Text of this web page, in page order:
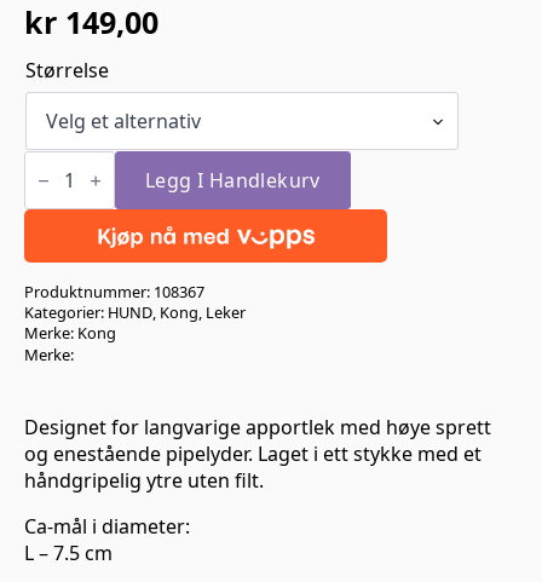
kr 149,00
Størrelse
Kong
Squeezz
antall
Legg I Handlekurv
Produktnummer: 108367
Kategorier: HUND, Kong, Leker
Merke: Kong
Merke:
Designet for langvarige apportlek med høye sprett
og enestående pipelyder. Laget i ett stykke med et
håndgripelig ytre uten filt.
Ca-mål i diameter:
L – 7.5 cm